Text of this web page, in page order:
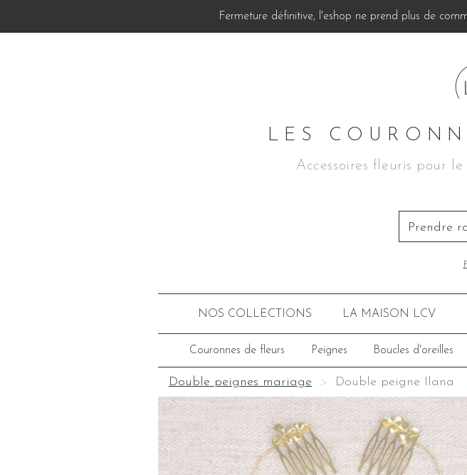
Fermeture définitive, l'eshop ne prend plus de
LES
Accessoires fleuris pour
Prendre
NOS COLLECTIONS LA MAISON LCV
Couronnes de fleurs Peignes Boucles d'oreilles
Double peignes mariage Double peigne Ilana